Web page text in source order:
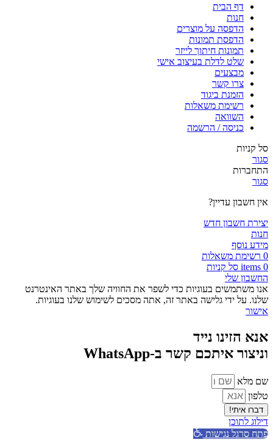
דף הבית
חנות
הדפסה על מוצרים
הדפסת תמונות
תמונות חיתוך לייזר
שלט לדלת בעיצוב אישי
מבצעים
צרו קשר
הזמנת ביגוד
רשימת משאלות
השוואה
כניסה / הרשמה
סל קניות
סגור
התחברות
סגור
אין חשבון עדיין?
יצירת חשבון חדש
חנות
מידע נוסף
0 רשימת משאלות
0
items סל קניות
החשבון שלי
אנו משתמשים בעוגיות כדי לשפר את החוויה שלך באתר האינטרנט
שלנו. על ידי גלישה באתר זה, אתה מסכים לשימוש שלנו בעוגיות.
אישור
אנא הזינו נייד
וניצור איתכם קשר ב-WhatsApp
שם מלא
טלפון
דברו איתי!
דילוג לתוכן
פתח סרגל נגישות